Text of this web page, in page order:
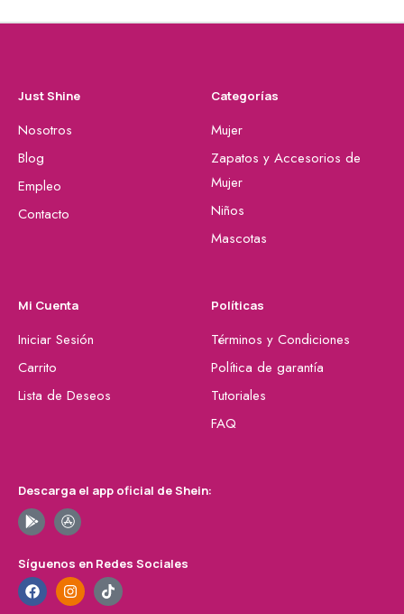
Just Shine
Nosotros
Blog
Empleo
Contacto
Categorías
Mujer
Zapatos y Accesorios de
Mujer
Niños
Mascotas
Mi Cuenta
Iniciar Sesión
Carrito
Lista de Deseos
Políticas
Términos y Condiciones
Política de garantía
Tutoriales
FAQ
Descarga el app oficial de Shein:
Síguenos en Redes Sociales